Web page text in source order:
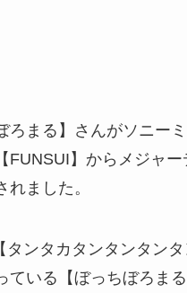
ろまる】さんがソニー
FUNSUI】からメジャー
れました。
タンタカタンタンタン
ている【ぼっちぼろまる